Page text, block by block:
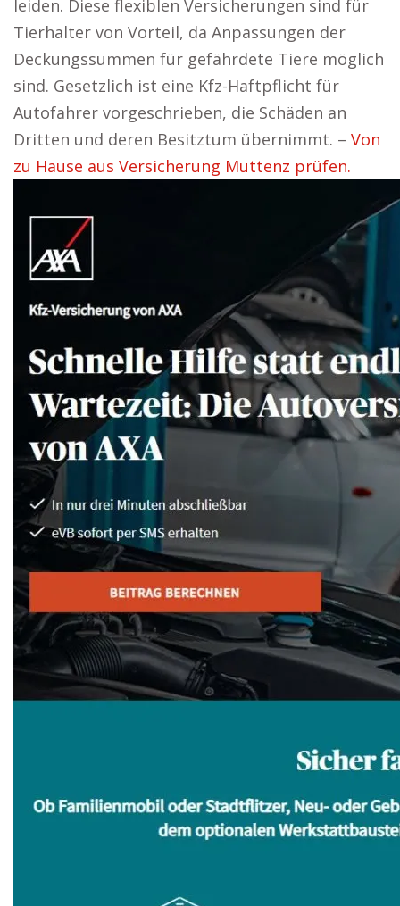
leiden. Diese flexiblen Versicherungen sind für
Tierhalter von Vorteil, da Anpassungen der
Deckungssummen für gefährdete Tiere möglich
sind. Gesetzlich ist eine Kfz-Haftpflicht für
Autofahrer vorgeschrieben, die Schäden an
Dritten und deren Besitztum übernimmt. – Von
zu Hause aus Versicherung Muttenz prüfen.